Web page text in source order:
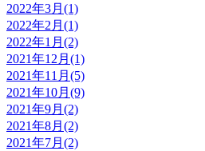
2022年3月(1)
2022年2月(1)
2022年1月(2)
2021年12月(1)
2021年11月(5)
2021年10月(9)
2021年9月(2)
2021年8月(2)
2021年7月(2)